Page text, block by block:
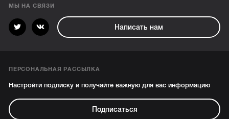
МЫ НА СВЯЗИ
Написать нам
ПЕРСОНАЛЬНАЯ РАССЫЛКА
Настройти подписку и получайте важную для вас информацию
Подписаться